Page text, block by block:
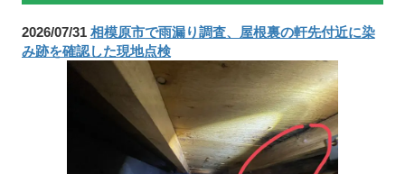
2026/07/31 相模原市で雨漏り調査、屋根裏の軒先付近に染
み跡を確認した現地点検